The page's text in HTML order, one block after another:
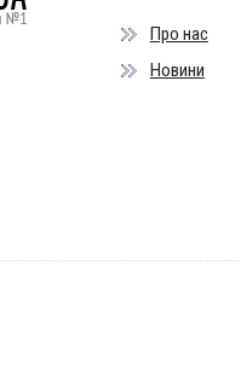
Про нас
Новини